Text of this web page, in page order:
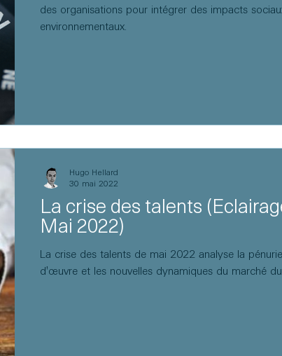
des organisations pour intégrer des impacts
environnementaux.
La crise des talents
Mai 2022)
La crise des talents de mai 2022 analyse la
d'œuvre et les nouvelles dynamiques du marché du
Hugo Hellard
30 mai 2022